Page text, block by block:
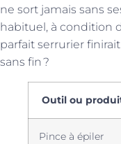
ne sort jamais sans
habituel, à condition
parfait serrurier
sans fin ?
Outil ou
Pince à épiler